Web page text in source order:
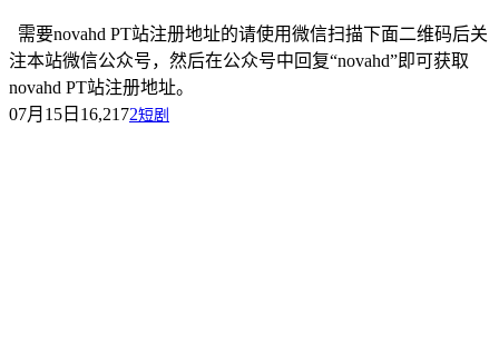
需要novahd PT站注册地址的请使用微信扫描下面二维码后关
注本站微信公众号，然后在公众号中回复“novahd”即可获取
novahd PT站注册地址。
07月15日 16,2172短剧